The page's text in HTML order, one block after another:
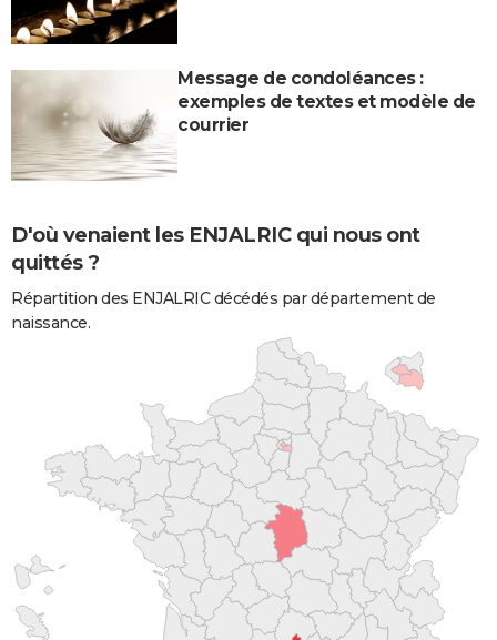
Message de condoléances :
exemples de textes et modèle de
courrier
D'où venaient les ENJALRIC qui nous ont
quittés ?
Répartition des ENJALRIC décédés par département de
naissance.